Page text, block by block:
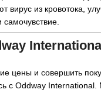
вирус из кровотока,
самочувствие.
цены и совершить
с Oddway